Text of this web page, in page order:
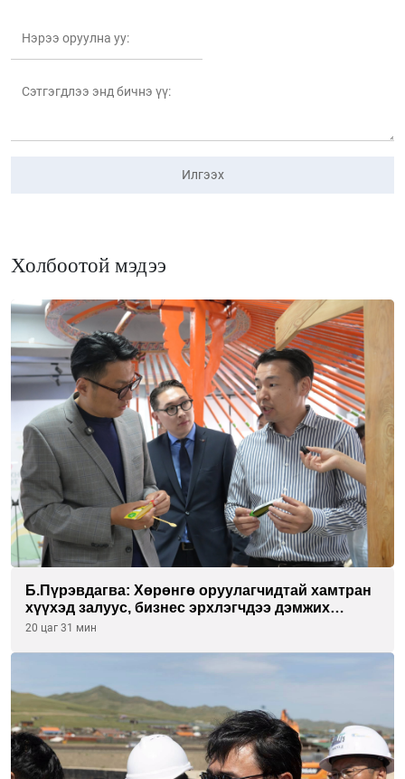
Илгээх
Холбоотой мэдээ
Б.Пүрэвдагва: Хөрөнгө оруулагчидтай хамтран
хүүхэд залуус, бизнес эрхлэгчдээ дэмжих
инкубатор төвүүдийг хотын захын
20 цаг 31 мин